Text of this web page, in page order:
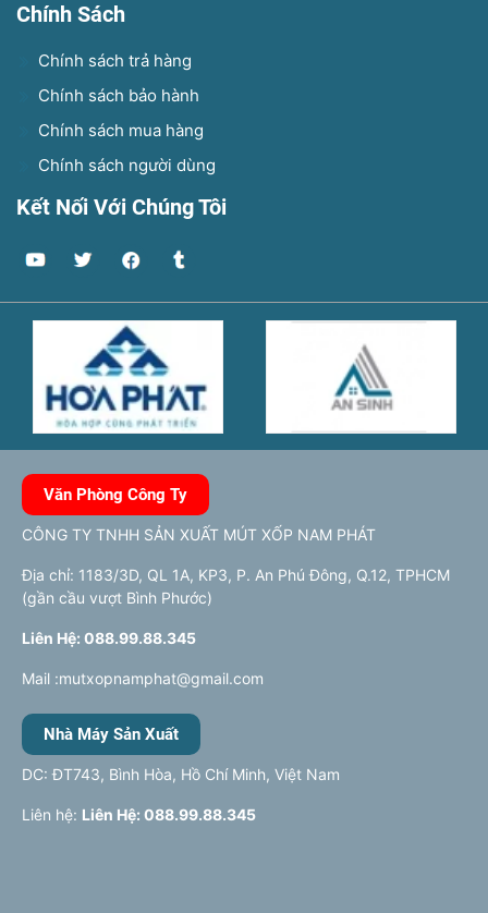
Chính Sách
Chính sách trả hàng
Chính sách bảo hành
Chính sách mua hàng
Chính sách người dùng
Kết Nối Với Chúng Tôi
Văn Phòng Công Ty
CÔNG TY TNHH SẢN XUẤT MÚT XỐP NAM PHÁT
Địa chỉ: 1183/3D, QL 1A, KP3, P. An Phú Đông, Q.12, TPHCM
(gần cầu vượt Bình Phước)
Liên Hệ: 088.99.88.345
Mail :mutxopnamphat@gmail.com
Nhà Máy Sản Xuất
DC: ĐT743, Bình Hòa, Hồ Chí Minh, Việt Nam
Liên hệ: Liên Hệ: 088.99.88.345